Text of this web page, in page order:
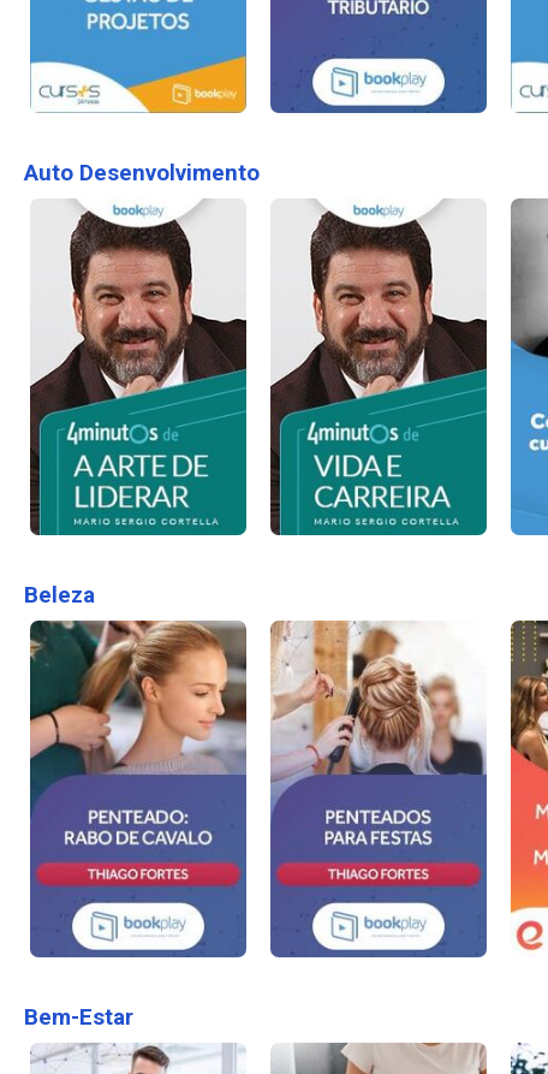
Auto Desenvolvimento
Beleza
Bem-Estar